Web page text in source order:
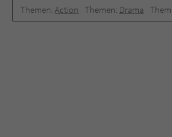
Themen: Action Themen: Drama